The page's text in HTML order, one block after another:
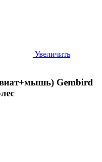
Увеличить
Gembird